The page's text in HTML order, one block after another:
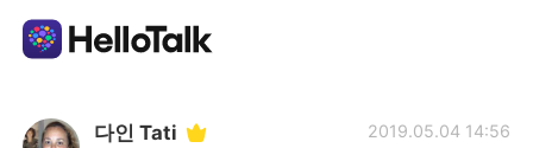
Aplicación de intercambio de idiomas
다인 Tati 2019.05.04 14:56